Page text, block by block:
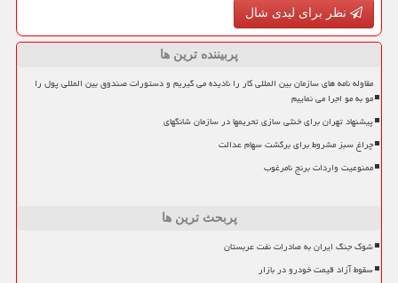
نظر برای لیدی شال
پربیننده ترین ها
مقاوله نامه های سازمان بین المللی کار را نادیده می گیریم و دستورات صندوق بین المللی پول را
مو به مو اجرا می نماییم
پیشنهاد تهران برای خنثی سازی تحریمها در سازمان شانگهای
چراغ سبز مشروط برای برگشت سهام عدالت
ممنوعیت واردات برنج نامرغوب
پربحث ترین ها
شوک جنگ ایران به صادرات نفت عربستان
سقوط آزاد قیمت خودرو در بازار